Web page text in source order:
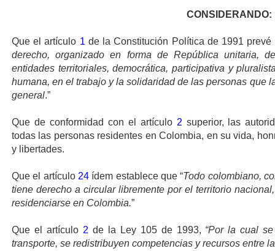
CONSIDERANDO:
Que el artículo 1 de la Constitución Política de 1991 prevé
derecho, organizado en forma de República unitaria,
entidades territoriales, democrática, participativa y
humana, en el trabajo y la solidaridad de las personas que
general.”
Que de conformidad con el artículo 2 superior, las
todas las personas residentes en Colombia, en su vida,
y libertades.
Que el artículo 24 ídem establece que “Todo colombiano,
tiene derecho a circular libremente por el territorio
residenciarse en Colombia.”
Que el artículo 2 de la Ley 105 de 1993, “Por la cual
transporte, se redistribuyen competencias y recursos entre